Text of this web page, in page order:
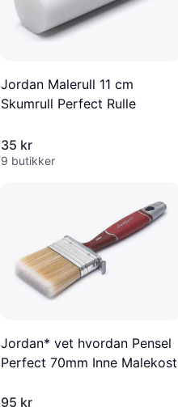
Jordan Malerull 11 cm
Skumrull Perfect Rulle
35 kr
9 butikker
Jordan* vet hvordan Pensel
Perfect 70mm Inne Malekost
95 kr